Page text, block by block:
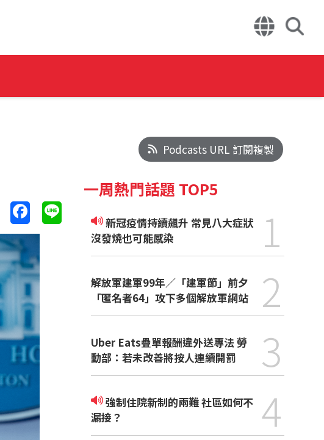
Podcasts URL 訂閱複製
一周熱門話題 TOP5
新冠疫情持續飆升 常見八大症狀
沒發燒也可能感染
1
解放軍建軍99年／「建軍節」前夕
「匿名者64」攻下多個解放軍網站
2
Uber Eats疊單報酬違外送專法 勞
動部：若未改善將按人連續開罰
3
強制住院新制的兩難 社區如何不
漏接？
4